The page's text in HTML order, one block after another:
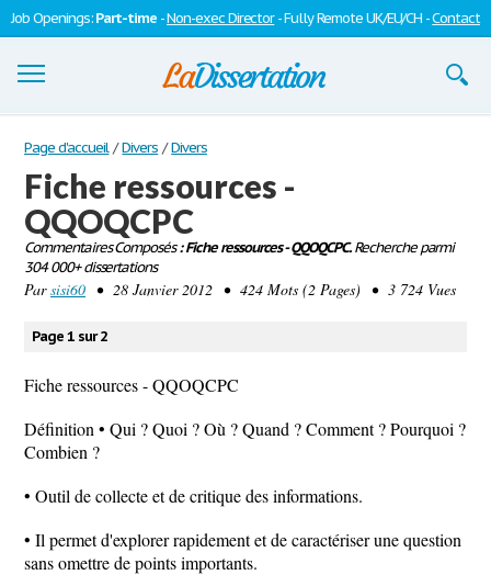
Job Openings:Part-time -Non-exec Director- Fully Remote UK/EU/CH -Contact
Dissertations
S'inscrire
Se connecter
Contactez-nous
Page d'accueil / Divers / Divers
Fiche ressources -
QQOQCPC
Commentaires Composés: Fiche ressources - QQOQCPC.Recherche parmi
304 000+ dissertations
Parsisi60 • 28 Janvier 2012 • 424 Mots (2 Pages) • 3 724 Vues
Page 1 sur 2
Fiche ressources - QQOQCPC
Définition • Qui ? Quoi ? Où ? Quand ? Comment ? Pourquoi ?
Combien ?
• Outil de collecte et de critique des informations.
• Il permet d'explorer rapidement et de caractériser une question
sans omettre de points importants.